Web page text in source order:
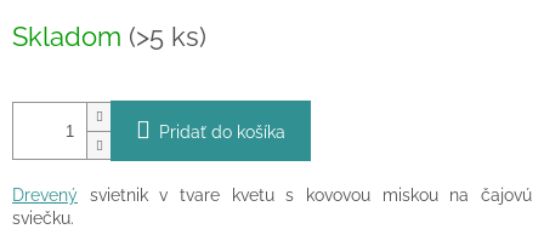
cena:
Skladom (>5 ks)
Pridať do košíka
Drevený svietnik v tvare kvetu s kovovou miskou na čajovú
sviečku.